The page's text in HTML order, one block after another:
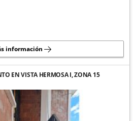
información
EN VISTA HERMOSA I, ZONA 15